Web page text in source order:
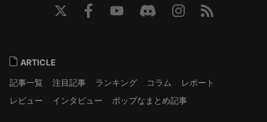
ARTICLE
記事一覧
注目記事 ランキング コラム
レポート
レビュー
インタビュー ポップなまとめ記事